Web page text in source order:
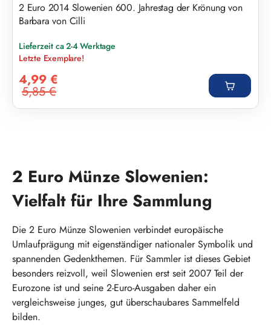
2 Euro 2014 Slowenien 600. Jahrestag der Krönung von
Barbara von Cilli
Lieferzeit ca 2-4 Werktage
Letzte Exemplare!
4,99 €
Regulärer Preis:
5,85 €
2 Euro Münze Slowenien:
Vielfalt für Ihre Sammlung
Die 2 Euro Münze Slowenien verbindet europäische
Umlaufprägung mit eigenständiger nationaler Symbolik und
spannenden Gedenkthemen. Für Sammler ist dieses Gebiet
besonders reizvoll, weil Slowenien erst seit 2007 Teil der
Eurozone ist und seine 2-Euro-Ausgaben daher ein
vergleichsweise junges, gut überschaubares Sammelfeld
bilden.